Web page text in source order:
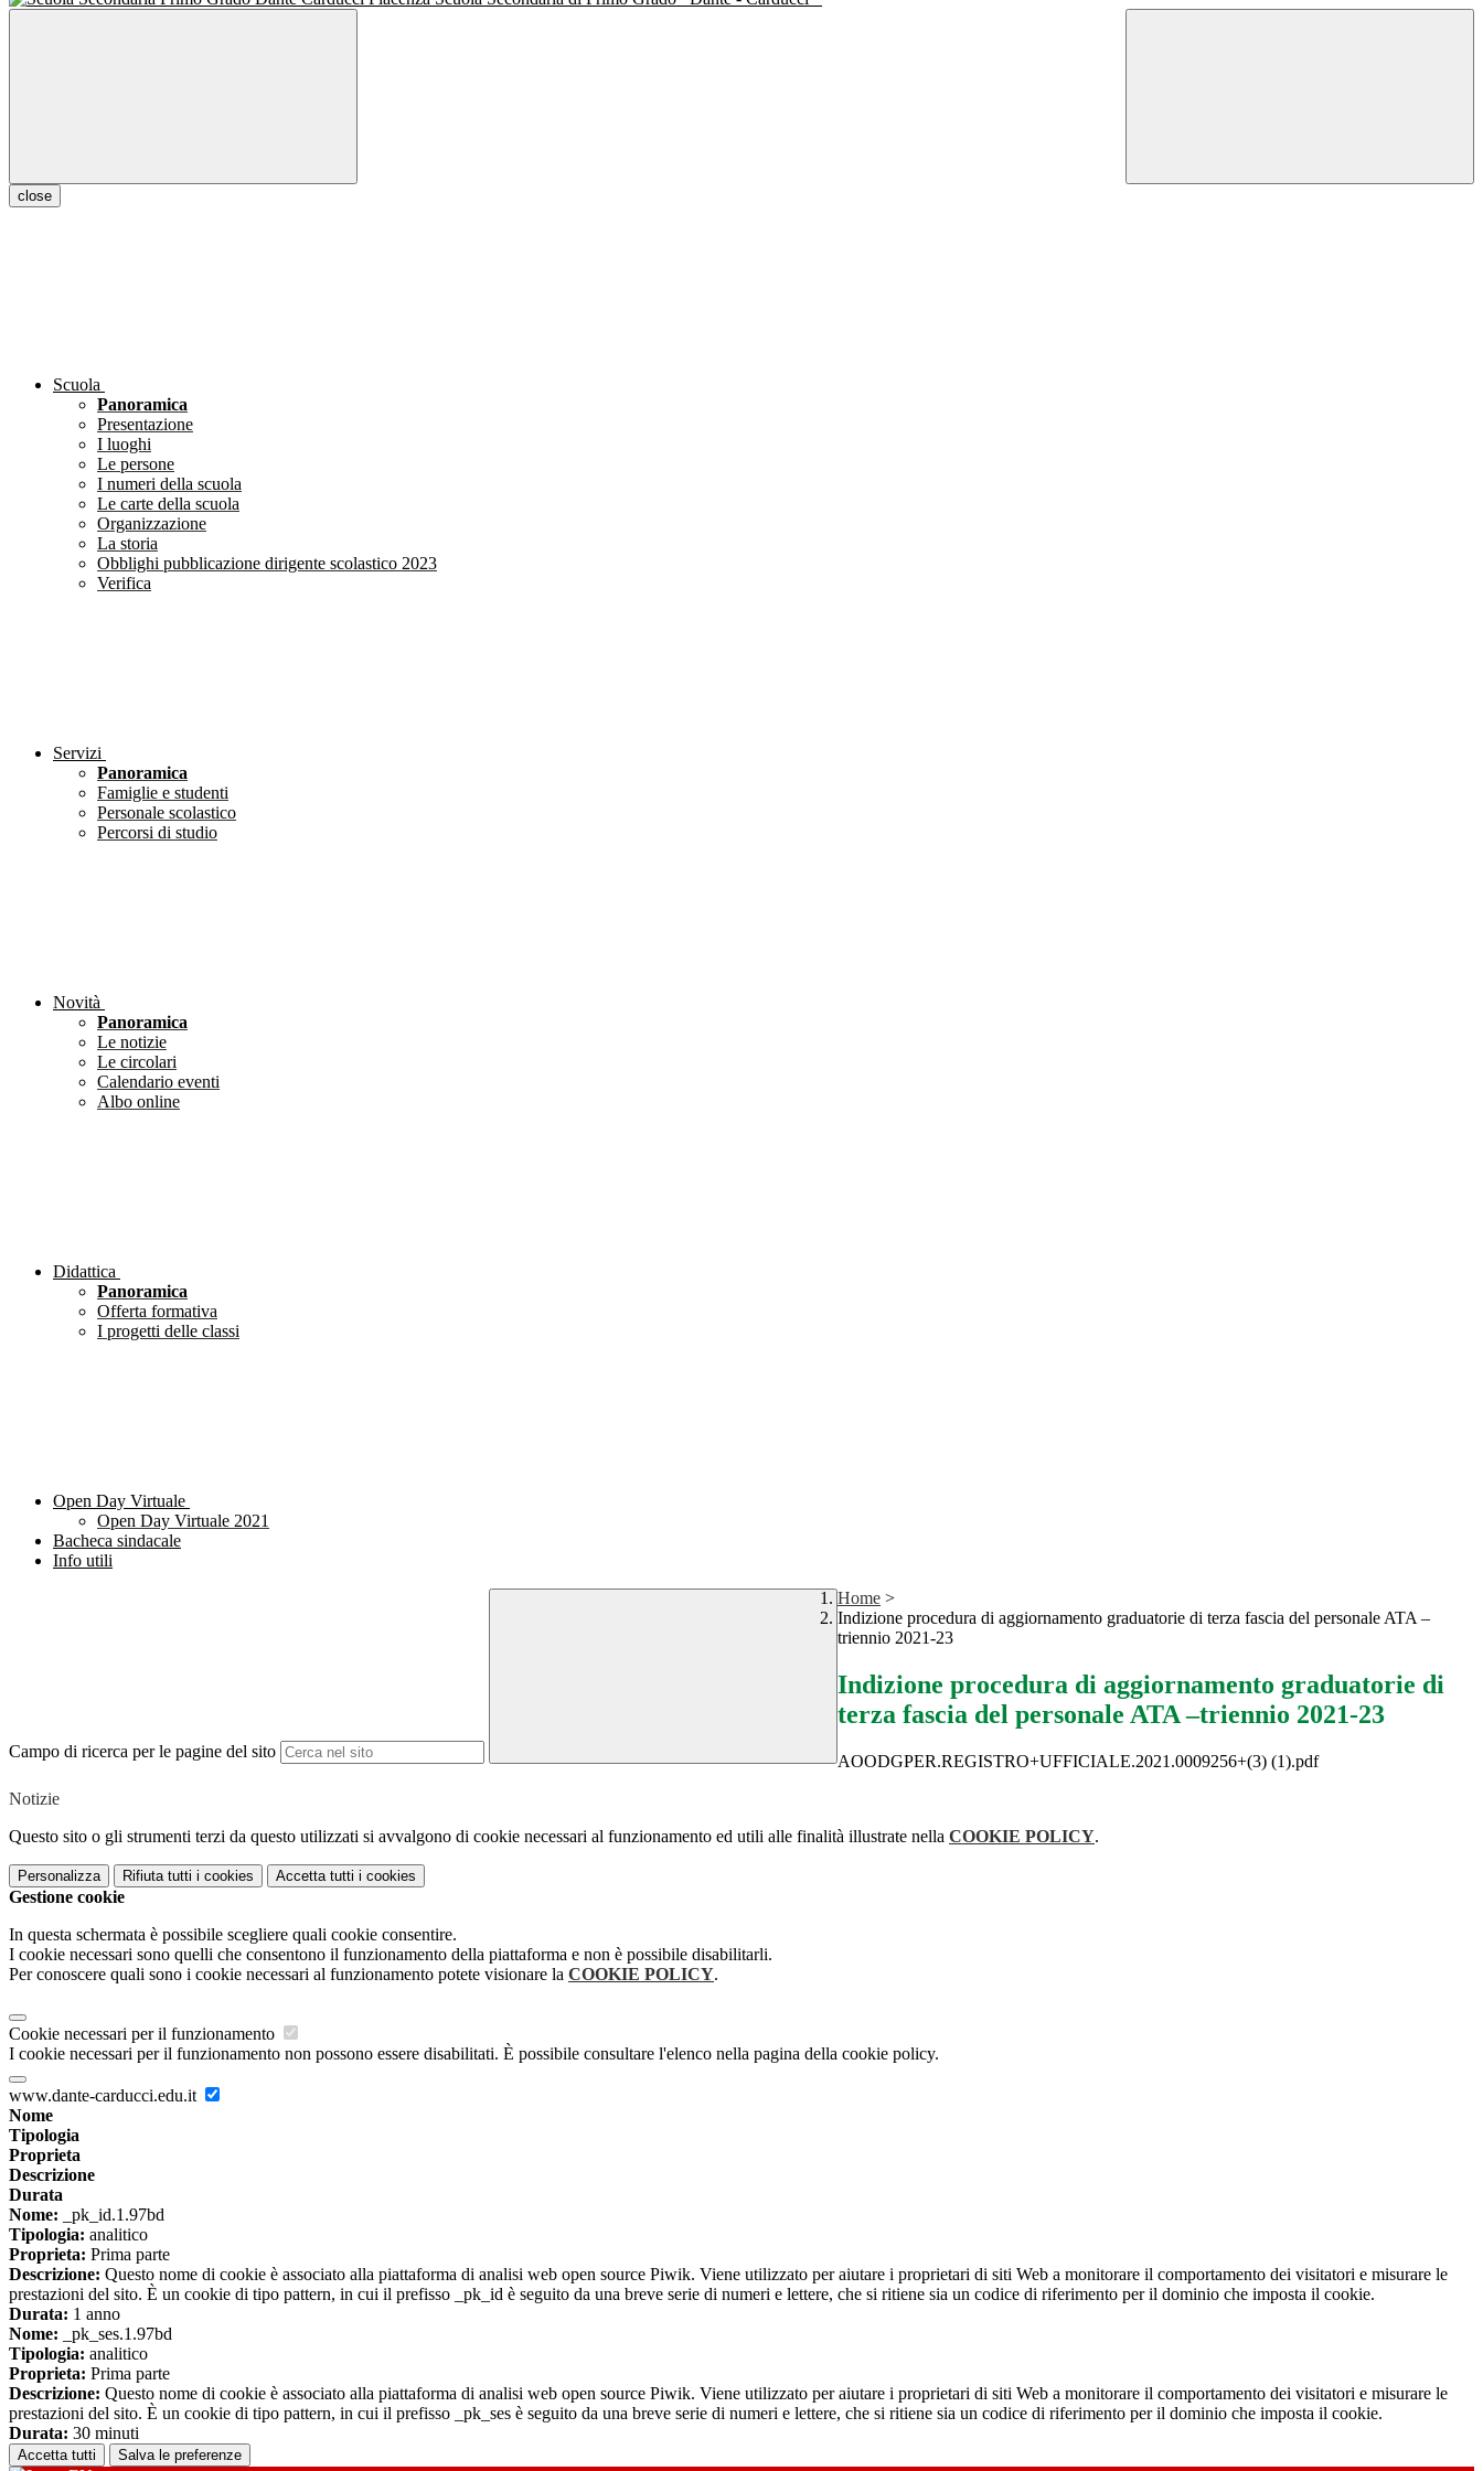
close
Scuola
Panoramica
Presentazione
I luoghi
Le persone
I numeri della scuola
Le carte della scuola
Organizzazione
La storia
Obblighi pubblicazione dirigente scolastico 2023
Verifica
Servizi
Panoramica
Famiglie e studenti
Personale scolastico
Percorsi di studio
Novità
Panoramica
Le notizie
Le circolari
Calendario eventi
Albo online
Didattica
Panoramica
Offerta formativa
I progetti delle classi
Open Day Virtuale
Open Day Virtuale 2021
Bacheca sindacale
Info utili
Campo di ricerca per le pagine del sito
Home >
Indizione procedura di aggiornamento graduatorie di terza fascia del personale ATA –
triennio 2021-23
Indizione procedura di aggiornamento graduatorie di
terza fascia del personale ATA –triennio 2021-23
AOODGPER.REGISTRO+UFFICIALE.2021.0009256+(3) (1).pdf
Notizie
Questo sito o gli strumenti terzi da questo utilizzati si avvalgono di cookie necessari al funzionamento ed utili alle finalità illustrate nella COOKIE POLICY.
Personalizza Rifiuta tutti i cookies Accetta tutti i cookies
Gestione cookie
In questa schermata è possibile scegliere quali cookie consentire.
I cookie necessari sono quelli che consentono il funzionamento della piattaforma e non è possibile disabilitarli.
Per conoscere quali sono i cookie necessari al funzionamento potete visionare la COOKIE POLICY.
Cookie necessari per il funzionamento
I cookie necessari per il funzionamento non possono essere disabilitati. È possibile consultare l'elenco nella pagina della cookie policy.
www.dante-carducci.edu.it
Nome
Tipologia
Proprieta
Descrizione
Durata
Nome: _pk_id.1.97bd
Tipologia: analitico
Proprieta: Prima parte
Descrizione: Questo nome di cookie è associato alla piattaforma di analisi web open source Piwik. Viene utilizzato per aiutare i proprietari di siti Web a monitorare il comportamento dei visitatori e misurare le
prestazioni del sito. È un cookie di tipo pattern, in cui il prefisso _pk_id è seguito da una breve serie di numeri e lettere, che si ritiene sia un codice di riferimento per il dominio che imposta il cookie.
Durata: 1 anno
Nome: _pk_ses.1.97bd
Tipologia: analitico
Proprieta: Prima parte
Descrizione: Questo nome di cookie è associato alla piattaforma di analisi web open source Piwik. Viene utilizzato per aiutare i proprietari di siti Web a monitorare il comportamento dei visitatori e misurare le
prestazioni del sito. È un cookie di tipo pattern, in cui il prefisso _pk_ses è seguito da una breve serie di numeri e lettere, che si ritiene sia un codice di riferimento per il dominio che imposta il cookie.
Durata: 30 minuti
Accetta tutti Salva le preferenze